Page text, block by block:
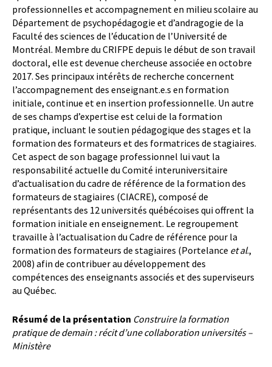
professionnelles et accompagnement en milieu scolaire au
Département de psychopédagogie et d’andragogie de la
Faculté des sciences de l’éducation de l’Université de
Montréal. Membre du CRIFPE depuis le début de son travail
doctoral, elle est devenue chercheuse associée en octobre
2017. Ses principaux intérêts de recherche concernent
l’accompagnement des enseignant.e.s en formation
initiale, continue et en insertion professionnelle. Un autre
de ses champs d’expertise est celui de la formation
pratique, incluant le soutien pédagogique des stages et la
formation des formateurs et des formatrices de stagiaires.
Cet aspect de son bagage professionnel lui vaut la
responsabilité actuelle du Comité interuniversitaire
d’actualisation du cadre de référence de la formation des
formateurs de stagiaires (CIACRE), composé de
représentants des 12 universités québécoises qui offrent la
formation initiale en enseignement. Le regroupement
travaille à l’actualisation du Cadre de référence pour la
formation des formateurs de stagiaires (Portelance et al.,
2008) afin de contribuer au développement des
compétences des enseignants associés et des superviseurs
au Québec.
Résumé de la présentation Construire la formation
pratique de demain : récit d’une collaboration universités –
Ministère